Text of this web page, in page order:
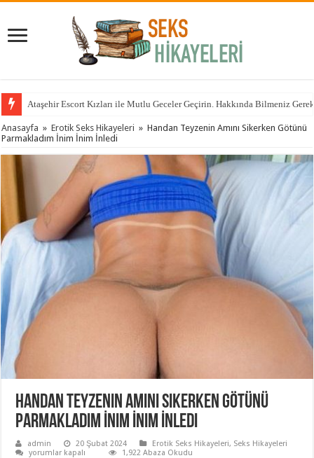
Ataşehir Escort Kızları ile Mutlu Geceler Geçirin. Hakkında Bilmeniz
Anasayfa » Erotik Seks Hikayeleri » Handan Teyzenin Amını Sikerken Götünü
Parmakladım İnim İnim İnledi
Handan Teyzenin Amını Sikerken Götünü
Parmakladım İnim İnim İnledi
admin 20 Şubat 2024 Erotik Seks Hikayeleri, Seks Hikayeleri
Handan
yorumlar kapalı 1,922 Abaza Okudu